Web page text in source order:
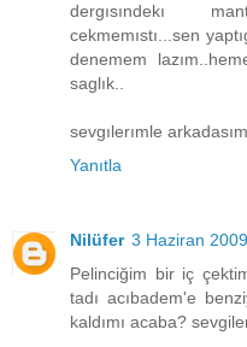
dergısındekı
cekmemıstı...sen
denemem
saglık..
sevgılerımle
Yanıtla
Nilüfer 3 Haziran
Pelinciğim bir iç
tadı acıbadem'e
kaldımı acaba?